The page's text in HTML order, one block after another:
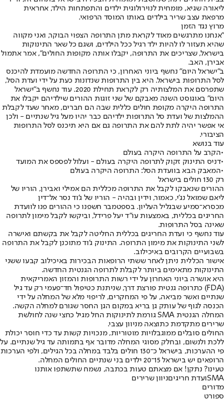
ליאורה שגיא, מומחית לנוירולוגית ילדים והתפתחות הילד, אחראית
מרפאת עצב שריר בילדים באותו המוסד הרפואי.
מרוץ נגד הזמן
"אנחנו מתרגשים מאוד לקראת מתן התרופה הצפוי הבוקר, ואני מקווה
שהיא תעזור לו להיות ילד רגיל ככל הילדים, ושגם כל שאר התינוקות
בישראל, שצריכים את התרופה, יקבלו אותה מקופות החולים", אמר אתמול
אבירן, האב.
ב"ישראל היום" נחשף ביוני האחרון, כי התרופה החדשה מועמדת להיכנס
לסל התרופות בישראל. היא בין התרופות שנדונות כעת על ידי ועדת הסל,
שתפרסם את המלצותיה רק לקראת תחילת 2020. עוד נחשף ב"ישראל
היום" באוגוסט השנה מאבקם של שני זוגות ההורים שילדיהם יקבלו את
התרופה היקרה מקופת חולים כללית שבה הם חברים, מאחר שעד לקבלת
ההמלצות של ועדת סל התרופות ילדיהם כבר יהיו מעל גיל שנתיים - ולכן
אי אפשר יהיה לתת להם את התרופה גם אם היא תיכנס לסל התרופות
הציבורי.
עוד בנושא
•הקרב על התרופה היקרה בעולם
•דניס התינוק זקוק לתרופה היקרה בעולם - ועלול לפספס את המועד
•המאבק הבא בוועדת הסל: התרופה היקרה בעולם
רק 130 חולים בישראל
ההורים שנאבקו לקבל את התרופה מכללית הם אמילי ואבירן, הוריו של
ליאם שמואל נג'י, כאמור, וידין ובהיה - הוריו של ג'וד נסר אל־דין
מכסרא־סמיע שבגליל העליון. בספטמבר חשפנו כי ההורים פנו לוועדת
החריגים בכללית, באמצעות עו"ד יעל פרידל, וביקשו לקבל מימון לתרופה
שאינה בסל התרופות.
עוד נחשף כי ועדת החריגים בכללית החליטה לקבל את בקשתם ואישרה
לשני התינוקות את מימון התרופה. התינוק ג'וד מתוכנן לקבל את התרופה
בשבועיים הקרובים באיכילוב.
אישור הכללית ניתן לאחר ששתי הרופאות הבכירות באיכילוב קבעו ששני
התינוקות מתאימים ביותר לקבלת לתרופה הגנטית החדשה.
היא אושרה ביוני האחרון על ידי רשות התרופות והמזון האמריקאית
(FDA) כתרופה גנטית פורצת דרך, שניתנת כטיפול חד־פעמי רק עד גיל
שנתיים ואשר מביאה, על פי המחקרים, לריפוי מלא של המחלה על ידי
הכנסה לגוף של עותק גן בריא במקום הגן החסר שגורם למחלה הקשה.
המחלה הגנטית SMA גורמת לתינוקות החל מגיל כחצי שנה לחולשת
שרירים מתקדמת כתוצאה מניוון עצבי.
החולים סובלים ממוגבלויות מוטוריות, מנכויות קשות עד כדי חוסר יכולת
ללכת ולנשום, ובחלק מסוגי המחלה מדובר אף בתמותה עד גיל שנתיים. על
פי ההערכות, בישראל כ־130 חולים בלבד במחלה בכל הגילים, ולפי הערכות
הרופאים יש בישראל 15־20 ילדים בני שנתיים החולים המחלה.
טעינו? נתקן! אם מצאתם טעות בכתבה, נשמח שתשתפו אותנו
SMAועדת חריגיםניוון שרירים
מדורים
ספורט